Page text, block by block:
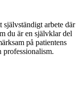
arbete där
du är en självklar del
på patientens
professionalism.